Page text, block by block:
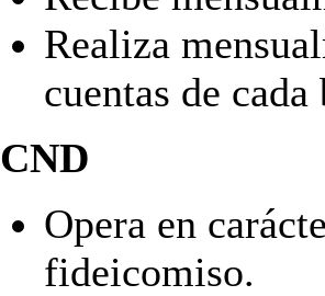
Realiza
cuentas de
CND
Opera en
fideicomiso.